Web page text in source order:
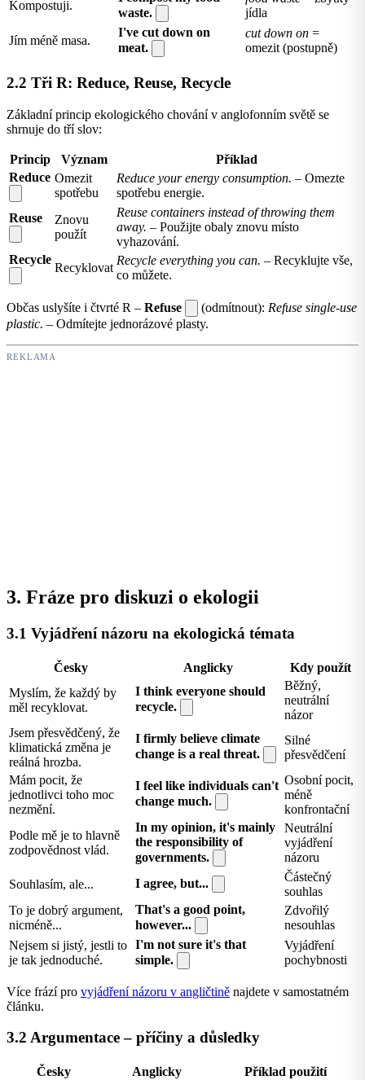
Kompostuji.
waste.
jídla
Jím méně masa.
I've cut down on
meat.
cut down on =
omezit (postupně)
2.2 Tři R: Reduce, Reuse, Recycle
Základní princip ekologického chování v anglofonním světě se
shrnuje do tří slov:
Princip Význam
Příklad
Reduce Omezit
spotřebu
Reduce your energy consumption. – Omezte
spotřebu energie.
Reuse
Znovu
použít
Reuse containers instead of throwing them
away. – Použijte obaly znovu místo
vyhazování.
Recycle
Recyklovat
Recycle everything you can. – Recyklujte vše,
co můžete.
Občas uslyšíte i čtvrté R – Refuse (odmítnout): Refuse single-use
plastic. – Odmítejte jednorázové plasty.
REKLAMA
3. Fráze pro diskuzi o ekologii
3.1 Vyjádření názoru na ekologická témata
Česky Anglicky
Kdy použít
Myslím, že každý by
měl recyklovat.
I think everyone should
recycle.
Běžný,
neutrální
názor
Jsem přesvědčený, že
klimatická změna je
reálná hrozba.
I firmly believe climate
change is a real threat.
Silné
přesvědčení
Mám pocit, že
jednotlivci toho moc
nezmění.
I feel like individuals can't
change much.
Osobní pocit,
méně
konfrontační
Podle mě je to hlavně
zodpovědnost vlád.
In my opinion, it's mainly
the responsibility of
governments.
Neutrální
vyjádření
názoru
Souhlasím, ale...
I agree, but...
Částečný
souhlas
To je dobrý argument,
nicméně...
That's a good point,
however...
Zdvořilý
nesouhlas
Nejsem si jistý, jestli to
je tak jednoduché.
I'm not sure it's that
simple.
Vyjádření
pochybnosti
Více frází pro vyjádření názoru v angličtině najdete v samostatném
článku.
3.2 Argumentace – příčiny a důsledky
Česky Anglicky
Příklad použití